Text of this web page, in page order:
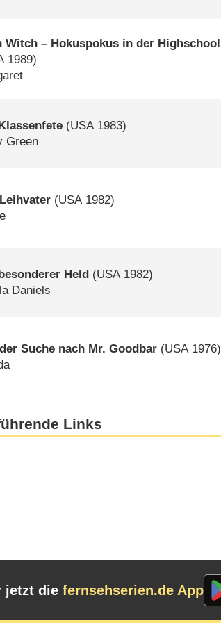
Witch – Hokuspokus in der Highschool
1989)
(USA1983)
Green
(USA1982)
Held (USA1982)
Daniels
Suche nach Mr. Goodbar (USA1976)
Links
jetzt die fernsehserien.de App